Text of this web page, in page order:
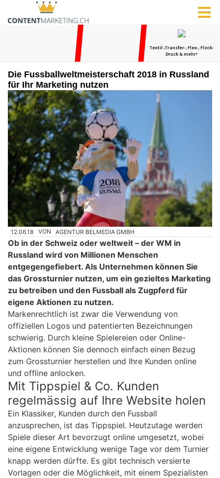
Die Fussballweltmeisterschaft 2018 in Russland
für Ihr Marketing nutzen
12.06.18 VON AGENTUR BELMEDIA GMBH
Ob in der Schweiz oder weltweit – der WM in
Russland wird von Millionen Menschen
entgegengefiebert. Als Unternehmen können Sie
das Grossturnier nutzen, um ein gezieltes Marketing
zu betreiben und den Fussball als Zugpferd für
eigene Aktionen zu nutzen.
Markenrechtlich ist zwar die Verwendung von
offiziellen Logos und patentierten Bezeichnungen
schwierig. Durch kleine Spielereien oder Online-
Aktionen können Sie dennoch einfach einen Bezug
zum Grossturnier herstellen und Ihre Kunden online
und offline anlocken.
Mit Tippspiel & Co. Kunden
regelmässig auf Ihre Website holen
Ein Klassiker, Kunden durch den Fussball
anzusprechen, ist das Tippspiel. Heutzutage werden
Spiele dieser Art bevorzugt online umgesetzt, wobei
eine eigene Entwicklung wenige Tage vor dem Turnier
knapp werden dürfte. Es gibt technisch versierte
Vorlagen oder die Möglichkeit, mit einem Spezialisten